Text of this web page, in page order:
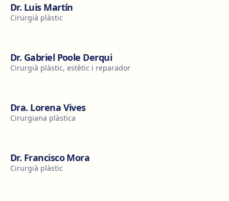
Dr. Luis Martín
Cirurgià plàstic
Dr. Gabriel Poole Derqui
Cirurgià plàstic, estètic i reparador
Dra. Lorena Vives
Cirurgiana plàstica
Dr. Francisco Mora
Cirurgià plàstic